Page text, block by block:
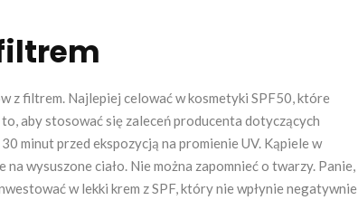
z filtrem. Najlepiej celować w kosmetyki SPF50, które
aby stosować się zaleceń producenta dotyczących
minut przed ekspozycją na promienie UV. Kąpiele w
wysuszone ciało. Nie można zapomnieć o twarzy. Panie,
w lekki krem z SPF, który nie wpłynie negatywnie